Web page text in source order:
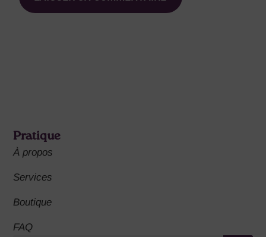
Pratique
À propos
Services
Boutique
FAQ